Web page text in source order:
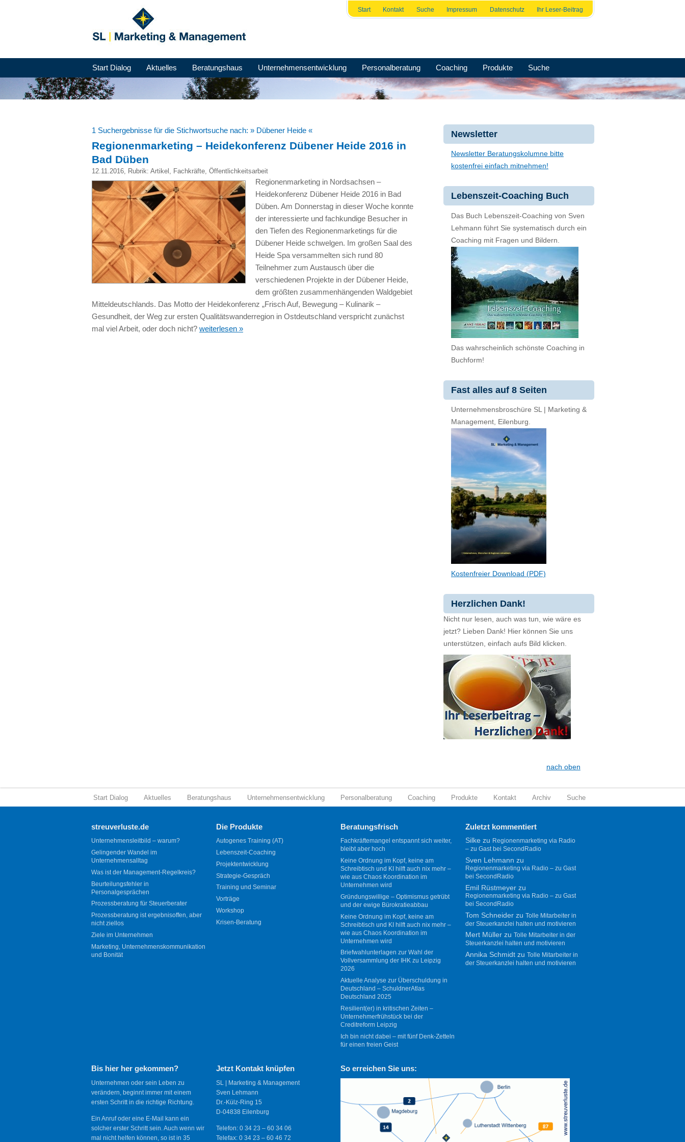
Start Kontakt Suche Impressum Datenschutz Ihr Leser-Beitrag
Start Dialog Aktuelles Beratungshaus Unternehmensentwicklung Personalberatung Coaching Produkte Suche
1 Suchergebnisse für die Stichwortsuche nach: » Dübener Heide «
Regionenmarketing – Heidekonferenz Dübener Heide 2016 in
Bad Düben
12.11.2016, Rubrik: Artikel , Fachkräfte, Öffentlichkeitsarbeit
Regionenmarketing in Nordsachsen –
Heidekonferenz Dübener Heide 2016 in Bad
Düben. Am Donnerstag in dieser Woche konnte
der interessierte und fachkundige Besucher in
den Tiefen des Regionenmarketings für die
Dübener Heide schwelgen. Im großen Saal des
Heide Spa versammelten sich rund 80
Teilnehmer zum Austausch über die
verschiedenen Projekte in der Dübener Heide,
dem größten zusammenhängenden Waldgebiet
Mitteldeutschlands. Das Motto der Heidekonferenz „Frisch Auf, Bewegung – Kulinarik –
Gesundheit, der Weg zur ersten Qualitätswanderregion in Ostdeutschland verspricht zunächst
mal viel Arbeit, oder doch nicht? weiterlesen »
Newsletter
Newsletter Beratungskolumne bitte
kostenfrei einfach mitnehmen!
Lebenszeit-Coaching Buch
Das Buch Lebenszeit-Coaching von Sven
Lehmann führt Sie systematisch durch ein
Coaching mit Fragen und Bildern.
Das wahrscheinlich schönste Coaching in
Buchform!
Fast alles auf 8 Seiten
Unternehmensbroschüre SL | Marketing &
Management, Eilenburg.
Kostenfreier Download (PDF)
Herzlichen Dank!
Nicht nur lesen, auch was tun, wie wäre es
jetzt? Lieben Dank! Hier können Sie uns
unterstützen, einfach aufs Bild klicken.
nach oben
Start Dialog Aktuelles Beratungshaus Unternehmensentwicklung Personalberatung Coaching Produkte Kontakt Archiv Suche
streuverluste.de
Unternehmensleitbild – warum?
Gelingender Wandel im
Unternehmensalltag
Was ist der Management-Regelkreis?
Beurteilungsfehler in
Personalgesprächen
Prozessberatung für Steuerberater
Prozessberatung ist ergebnisoffen, aber
nicht ziellos
Ziele im Unternehmen
Marketing, Unternehmenskommunikation
und Bonität
Die Produkte
Autogenes Training (AT)
Lebenszeit-Coaching
Projektentwicklung
Strategie-Gespräch
Training und Seminar
Vorträge
Workshop
Krisen-Beratung
Beratungsfrisch
Fachkräftemangel entspannt sich weiter,
bleibt aber hoch
Keine Ordnung im Kopf, keine am
Schreibtisch und KI hilft auch nix mehr –
wie aus Chaos Koordination im
Unternehmen wird
Gründungswillige – Optimismus getrübt
und der ewige Bürokratieabbau
Keine Ordnung im Kopf, keine am
Schreibtisch und KI hilft auch nix mehr –
wie aus Chaos Koordination im
Unternehmen wird
Briefwahlunterlagen zur Wahl der
Vollversammlung der IHK zu Leipzig
2026
Aktuelle Analyse zur Überschuldung in
Deutschland – SchuldnerAtlas
Deutschland 2025
Resilient(er) in kritischen Zeiten –
Unternehmerfrühstück bei der
Creditreform Leipzig
Ich bin nicht dabei – mit fünf Denk-Zetteln
für einen freien Geist
Zuletzt kommentiert
Silkezu Regionenmarketing via Radio
– zu Gast bei SecondRadio
Sven Lehmann zu
Regionenmarketing via Radio – zu Gast
bei SecondRadio
Emil Rüstmeyerzu
Regionenmarketing via Radio – zu Gast
bei SecondRadio
Tom Schneiderzu Tolle Mitarbeiter in
der Steuerkanzlei halten und motivieren
Mert Müllerzu Tolle Mitarbeiter in der
Steuerkanzlei halten und motivieren
Annika Schmidtzu Tolle Mitarbeiter in
der Steuerkanzlei halten und motivieren
Bis hier her gekommen?
Unternehmen oder sein Leben zu
verändern, beginnt immer mit einem
ersten Schritt in die richtige Richtung.
Ein Anruf oder eine E-Mail kann ein
solcher erster Schritt sein. Auch wenn wir
mal nicht helfen können, so ist in 35
Jetzt Kontakt knüpfen
SL | Marketing & Management
Sven Lehmann
Dr.-Külz-Ring 15
D-04838 Eilenburg
Telefon: 0 34 23 – 60 34 06
Telefax: 0 34 23 – 60 46 72
So erreichen Sie uns: